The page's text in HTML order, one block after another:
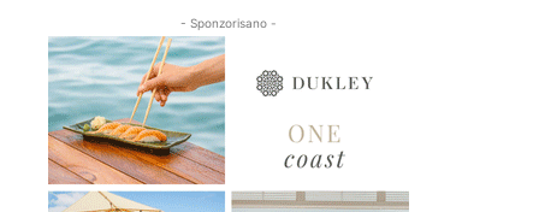
- Sponzorisano -